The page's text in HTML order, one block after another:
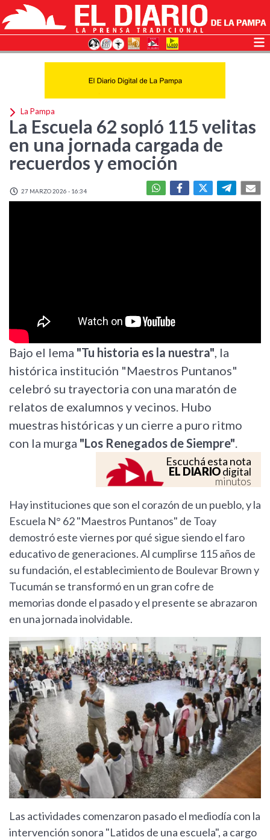
La Pampa
La Escuela 62 sopló 115 velitas
en una jornada cargada de
recuerdos y emoción
27 MARZO 2026 - 16:34
Bajo el lema "Tu historia es la nuestra", la
histórica institución "Maestros Puntanos"
celebró su trayectoria con una maratón de
relatos de exalumnos y vecinos. Hubo
muestras históricas y un cierre a puro ritmo
con la murga "Los Renegados de Siempre".
Escuchá esta nota
EL DIARIOdigital
minutos
Hay instituciones que son el corazón de un pueblo, y la
Escuela N° 62 "Maestros Puntanos" de Toay
demostró este viernes por qué sigue siendo el faro
educativo de generaciones. Al cumplirse 115 años de
su fundación, el establecimiento de Boulevar Brown y
Tucumán se transformó en un gran cofre de
memorias donde el pasado y el presente se abrazaron
en una jornada inolvidable.
Las actividades comenzaron pasado el mediodía con la
intervención sonora "Latidos de una escuela", a cargo